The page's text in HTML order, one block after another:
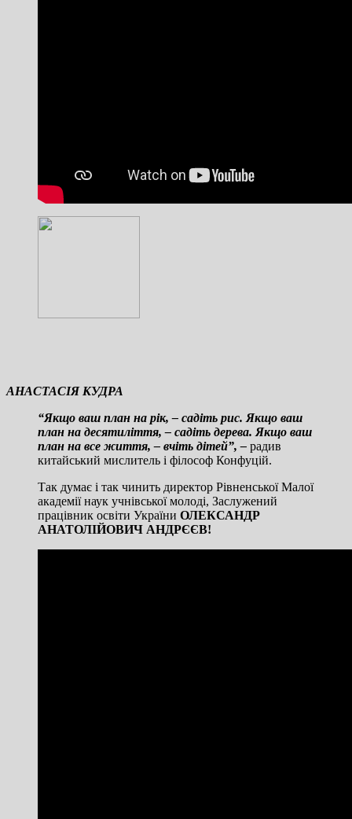
АНАСТАСІЯ КУДРА
“Якщо ваш план на рік, – садіть рис. Якщо ваш
план на десятиліття, – садіть дерева. Якщо ваш
план на все життя, – вчіть дітей”, – радив
китайський мислитель і філософ Конфуцій.
Так думає і так чинить директор Рівненської Малої
академії наук учнівської молоді, Заслужений
працівник освіти України ОЛЕКСАНДР
АНАТОЛІЙОВИЧ АНДРЄЄВ!